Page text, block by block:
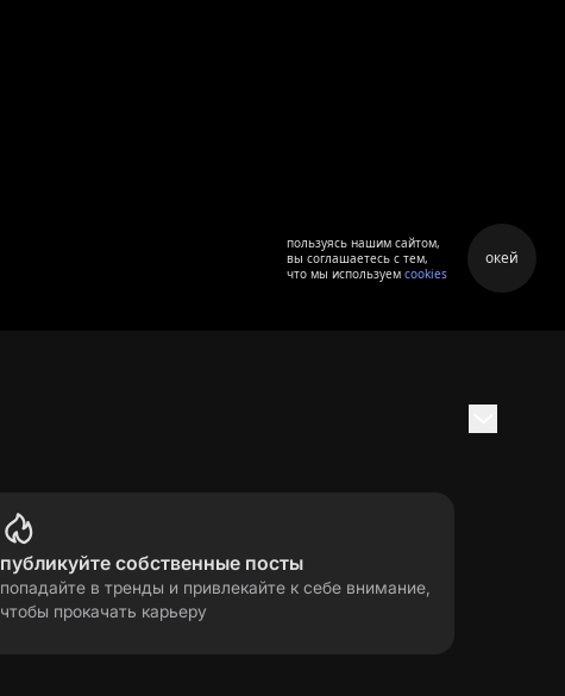
публикуйте собственные посты
попадайте в тренды и привлекайте к себе внимание,
чтобы прокачать карьеру
пользуясь нашим сайтом,
вы соглашаетесь с тем,
что мы используем cookies
окей